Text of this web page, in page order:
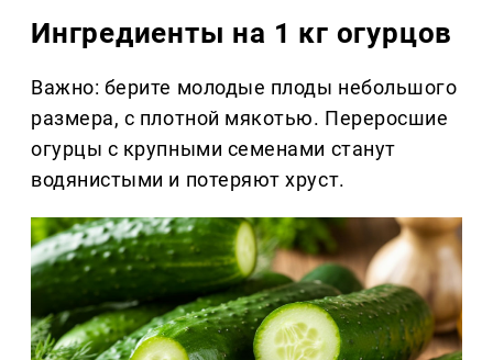
Ингредиенты на 1 кг огурцов
Важно: берите молодые плоды небольшого
размера, с плотной мякотью. Переросшие
огурцы с крупными семенами станут
водянистыми и потеряют хруст.